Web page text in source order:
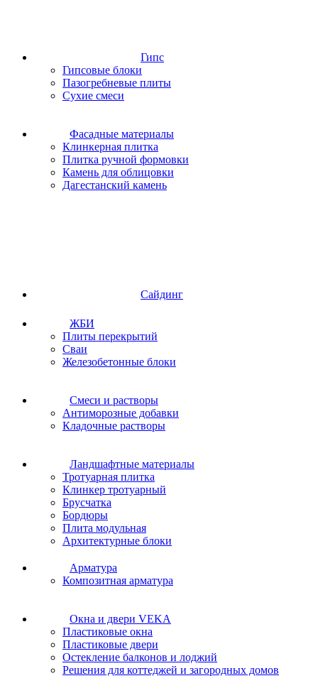
Гипс
Гипсовые блоки
Пазогребневые плиты
Сухие смеси
Фасадные материалы
Клинкерная плитка
Плитка ручной формовки
Камень для облицовки
Дагестанский камень
Сайдинг
ЖБИ
Плиты перекрытий
Сваи
Железобетонные блоки
Cмеси и растворы
Антиморозные добавки
Кладочные растворы
Ландшафтные материалы
Тротуарная плитка
Клинкер тротуарный
Брусчатка
Бордюры
Плита модульная
Архитектурные блоки
Арматура
Композитная арматура
Окна и двери VEKA
Пластиковые окна
Пластиковые двери
Остекление балконов и лоджий
Решения для коттеджей и загородных домов